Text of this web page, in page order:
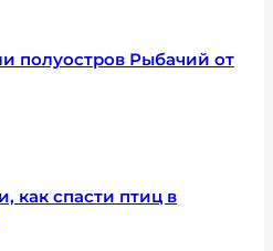
полуостров Рыбачий от
как спасти птиц в